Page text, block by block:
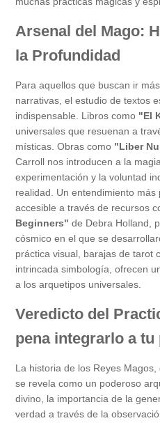
Arsenal del Mago:
la Profundidad
Para aquellos que buscan ir
narrativas, el estudio de textos
indispensable. Libros como "El
universales que resuenan a
místicas. Obras como "Liber
Carroll nos introducen a la
experimentación y la voluntad
realidad. Un entendimiento más
accesible a través de recursos
Beginners" de Debra Holland,
cósmico en el que se
práctica visual, barajas de tarot
intrincada simbología, ofrecen
a los arquetipos universales.
Veredicto del
pena integrarlo a tu
La historia de los Reyes
se revela como un poderoso
divino, la importancia de la
verdad a través de la